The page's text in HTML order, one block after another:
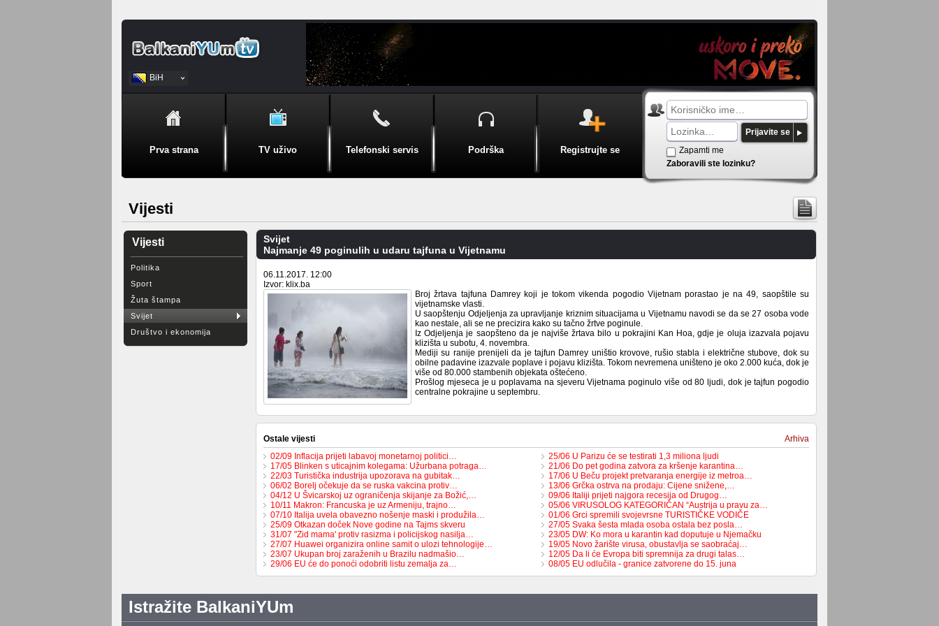
BiH
Srpski
Prva strana TV uživo Telefonski servis Podrška Registrujte se
Prijavite se
Zapamti me
Zaboravili ste lozinku?
Vijesti
Vijesti
Politika
Sport
Žuta štampa
Svijet
Društvo i ekonomija
Svijet
Najmanje 49 poginulih u udaru tajfuna u Vijetnamu
06.11.2017. 12:00
Izvor: klix.ba
Broj žrtava tajfuna Damrey koji je tokom vikenda pogodio Vijetnam porastao je na 49, saopštile su
vijetnamske vlasti.
U saopštenju Odjeljenja za upravljanje kriznim situacijama u Vijetnamu navodi se da se 27 osoba vode
kao nestale, ali se ne precizira kako su tačno žrtve poginule.
Iz Odjeljenja je saopšteno da je najviše žrtava bilo u pokrajini Kan Hoa, gdje je oluja izazvala pojavu
klizišta u subotu, 4. novembra.
Mediji su ranije prenijeli da je tajfun Damrey uništio krovove, rušio stabla i električne stubove, dok su
obilne padavine izazvale poplave i pojavu klizišta. Tokom nevremena uništeno je oko 2.000 kuća, dok je
više od 80.000 stambenih objekata oštećeno.
Prošlog mjeseca je u poplavama na sjeveru Vijetnama poginulo više od 80 ljudi, dok je tajfun pogodio
centralne pokrajine u septembru.
Ostale vijesti
Arhiva
02/09 Inflacija prijeti labavoj monetarnoj politici…
17/05 Blinken s uticajnim kolegama: Užurbana potraga…
22/03 Turistička industrija upozorava na gubitak…
06/02 Borelj očekuje da se ruska vakcina protiv…
04/12 U Švicarskoj uz ograničenja skijanje za Božić,…
10/11 Makron: Francuska je uz Armeniju, trajno…
07/10 Italija uvela obavezno nošenje maski i produžila…
25/09 Otkazan doček Nove godine na Tajms skveru
31/07 "Zid mama' protiv rasizma i policijskog nasilja…
27/07 Huawei organizira online samit o ulozi tehnologije…
23/07 Ukupan broj zaraženih u Brazilu nadmašio…
29/06 EU će do ponoći odobriti listu zemalja za…
25/06 U Parizu će se testirati 1,3 miliona ljudi
21/06 Do pet godina zatvora za kršenje karantina…
17/06 U Beču projekt pretvaranja energije iz metroa…
13/06 Grčka ostrva na prodaju: Cijene snižene,…
09/06 Italiji prijeti najgora recesija od Drugog…
05/06 VIRUSOLOG KATEGORIČAN “Austrija u pravu za…
01/06 Grci spremili svojevrsne TURISTIČKE VODIČE
27/05 Svaka šesta mlada osoba ostala bez posla…
23/05 DW: Ko mora u karantin kad doputuje u Njemačku
19/05 Novo žarište virusa, obustavlja se saobraćaj…
12/05 Da li će Evropa biti spremnija za drugi talas…
08/05 EU odlučila - granice zatvorene do 15. juna
Istražite BalkaniYUm